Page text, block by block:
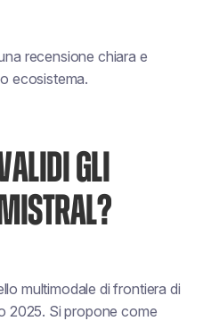
recensione chiara e
ecosistema.
GLI
multimodale di frontiera di
2025. Si propone come